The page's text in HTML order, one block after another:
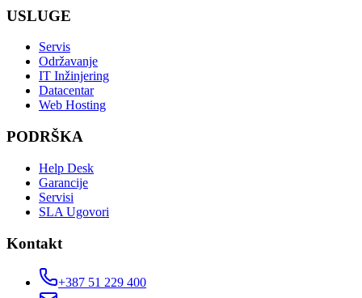
USLUGE
Servis
Održavanje
IT Inžinjering
Datacentar
Web Hosting
PODRŠKA
Help Desk
Garancije
Servisi
SLA Ugovori
Kontakt
+387 51 229 400